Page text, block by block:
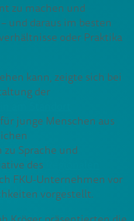
zu machen und
und daraus im besten
oder Praktika
kann, zeigte sich bei
der
für junge Menschen aus
Sprache und
des
FKU-Unternehmen vor
vorgestellt.